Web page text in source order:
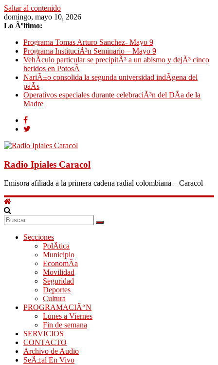
Saltar al contenido
domingo, mayo 10, 2026
Lo Ãºltimo:
Programa Tomas Arturo Sanchez- Mayo 9
Programa InstituciÃ³n Seminario – Mayo 9
VehÃ­culo particular se precipitÃ³ a un abismo y dejÃ³ cinco
heridos en PotosÃ­
NariÃ±o consolida la segunda universidad indÃ­gena del
paÃ­s
Operativos especiales durante celebraciÃ³n del DÃ­a de la
Madre
Radio Ipiales Caracol
Emisora afiliada a la primera cadena radial colombiana – Caracol
Secciones
PolÃ­tica
Municipio
EconomÃ­a
Movilidad
Seguridad
Deportes
Cultura
PROGRAMACIÃ“N
Lunes a Viernes
Fin de semana
SERVICIOS
CONTACTO
Archivo de Audio
SeÃ±al En Vivo